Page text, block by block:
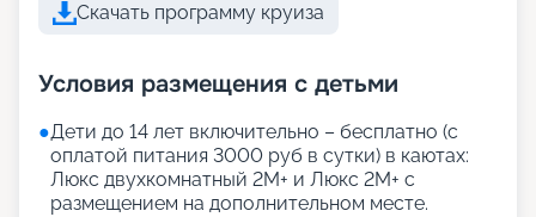
Скачать программу круиза
Условия размещения с детьми
●Дети до 14 лет включительно – бесплатно (с
оплатой питания 3000 руб в сутки) в каютах:
Люкс двухкомнатный 2М+ и Люкс 2М+ с
размещением на дополнительном месте.